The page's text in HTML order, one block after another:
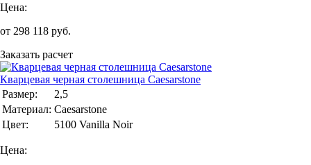
Цена:
от 298 118 руб.
Заказать расчет
Кварцевая черная столешница Caesarstone
Размер:
2,5
Материал: Caesarstone
Цвет:
5100 Vanilla Noir
Цена: